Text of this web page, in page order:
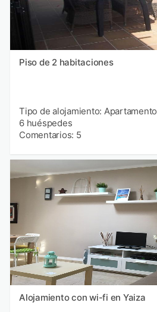
Piso de 2 habitaciones
Tipo de alojamiento: Apartamento
6 huéspedes
Comentarios: 5
Alojamiento con wi-fi en Yaiza